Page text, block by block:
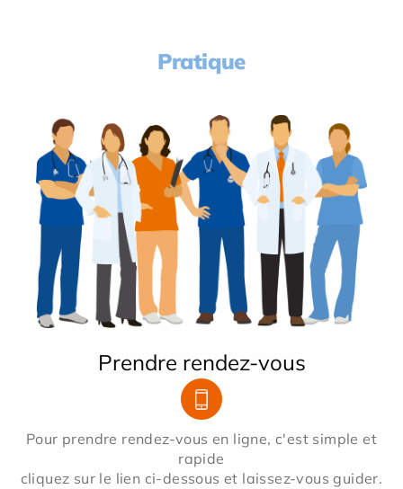
Pratique
Prendre rendez-vous
Pour prendre rendez-vous en ligne, c'est simple et
rapide
cliquez sur le lien ci-dessous et laissez-vous guider.